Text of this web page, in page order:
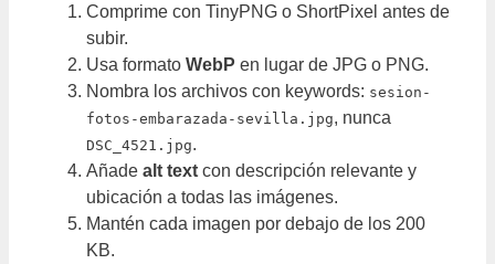
Comprime con TinyPNG o ShortPixel antes de
subir.
Usa formato WebP en lugar de JPG o PNG.
Nombra los archivos con keywords: sesion-
fotos-embarazada-sevilla.jpg, nunca
DSC_4521.jpg.
Añade alt text con descripción relevante y
ubicación a todas las imágenes.
Mantén cada imagen por debajo de los 200
KB.